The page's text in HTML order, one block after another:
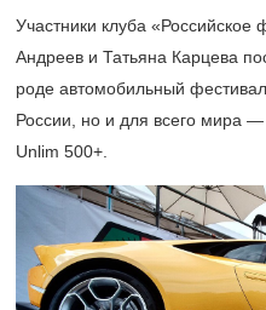
Участники клуба
Андреев и Татьяна Карцева
роде автомобильный
России, но и для всего мира
Unlim 500+.